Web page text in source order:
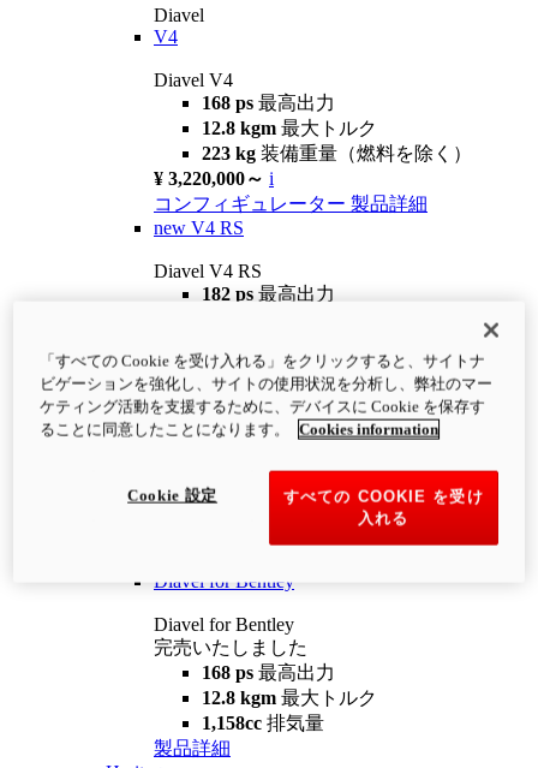
Diavel
V4
Diavel V4
168 ps 最高出力
12.8 kgm 最大トルク
223 kg 装備重量（燃料を除く）
¥ 3,220,000～ i
コンフィギュレーター 製品詳細
new V4 RS
Diavel V4 RS
182 ps 最高出力
¥4,400,000 i
コンフィギュレーター 製品詳細
newV4 RS 100
12.2 kgm
最大トルク
装備重量（燃料を除く）
Diavel for Bentley
Diavel for Bentley
完売いたしました
168 ps 最高出力
12.8 kgm 最大トルク
1,158cc 排気量
製品詳細
「すべての Cookie を受け入れる」をクリックすると、サイトナ
ビゲーションを強化し、サイトの使用状況を分析し、弊社のマー
ケティング活動を支援するために、デバイスに Cookie を保存す
ることに同意したことになります。
Cookies information
すべての COOKIE を受け
入れる
Cookie 設定